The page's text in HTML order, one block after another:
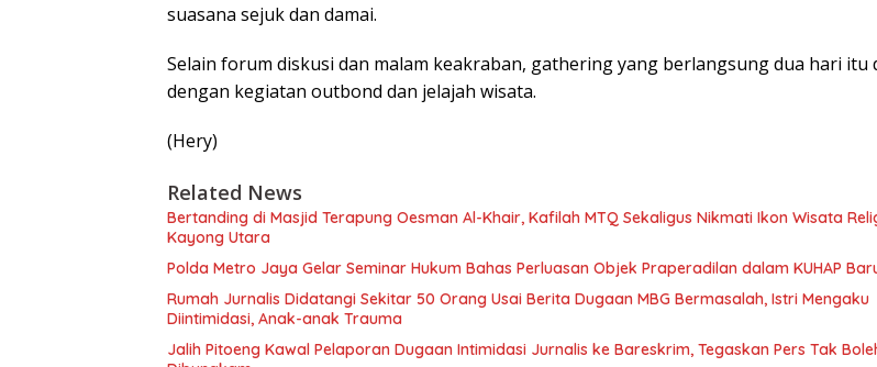
suasana sejuk dan damai.
Selain forum diskusi dan malam keakraban, gathering yang berlangsung dua hari itu
dengan kegiatan outbond dan jelajah wisata.
(Hery)
Related News
Bertanding di Masjid Terapung Oesman Al-Khair, Kafilah MTQ Sekaligus Nikmati Ikon Wisata
Kayong Utara
Polda Metro Jaya Gelar Seminar Hukum Bahas Perluasan Objek Praperadilan dalam KUHAP
Rumah Jurnalis Didatangi Sekitar 50 Orang Usai Berita Dugaan MBG Bermasalah, Istri Mengaku
Diintimidasi, Anak-anak Trauma
Jalih Pitoeng Kawal Pelaporan Dugaan Intimidasi Jurnalis ke Bareskrim, Tegaskan Pers Tak